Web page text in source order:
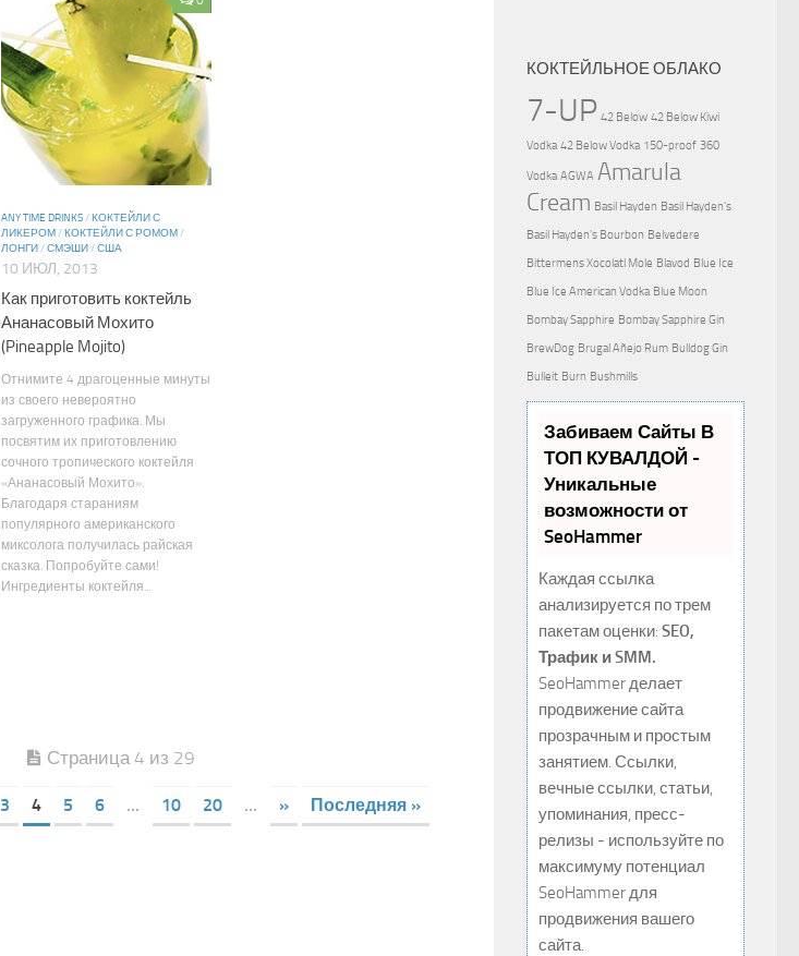
ANY TIME DRINKS/КОКТЕЙЛИ С
ЛИКЕРОМ/КОКТЕЙЛИ С РОМОМ/
ЛОНГИ/СМЭШИ/США
10 ИЮЛ, 2013
Как приготовить коктейль
Ананасовый Мохито
(Pineapple Mojito)
Отнимите 4 драгоценные минуты
из своего невероятно
загруженного графика. Мы
посвятим их приготовлению
сочного тропического коктейля
«Ананасовый Мохито».
Благодаря стараниям
популярного американского
миксолога получилась райская
сказка. Попробуйте сами!
Ингредиенты коктейля...
Страница 4 из 29
3 4 5 6 ... 10 20 ... » Последняя »
КОКТЕЙЛЬНОЕ ОБЛАКО
7-UP 42 Below 42 Below Kiwi
Vodka 42 Below Vodka 150-proof 360
Vodka AGWA Amarula
Cream Basil Hayden Basil Hayden's
Basil Hayden's Bourbon Belvedere
Bittermens Xocolatl Mole Blavod Blue Ice
Blue Ice American Vodka Blue Moon
Bombay Sapphire Bombay Sapphire Gin
BrewDog Brugal Añejo Rum Bulldog Gin
Bulleit Burn Bushmills
Забиваем Сайты В
ТОП КУВАЛДОЙ -
Уникальные
возможности от
SeoHammer
Каждая ссылка
анализируется по трем
пакетам оценки: SEO,
Трафик и SMM.
SeoHammer делает
продвижение сайта
прозрачным и простым
занятием. Ссылки,
вечные ссылки, статьи,
упоминания, пресс-
релизы - используйте по
максимуму потенциал
SeoHammer для
продвижения вашего
сайта.